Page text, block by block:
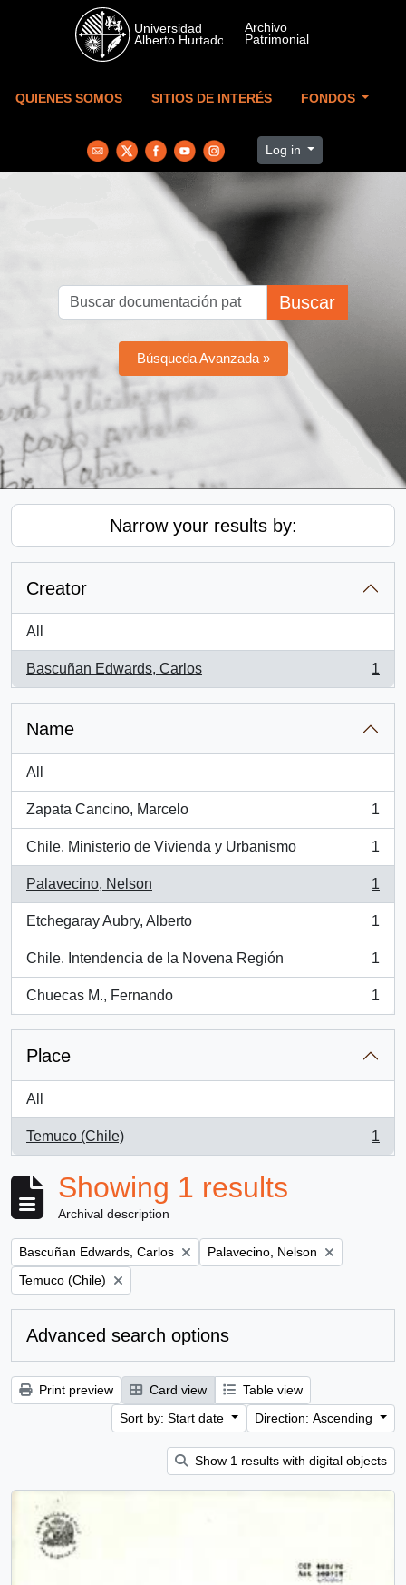
Skip to main content
QUIENES SOMOS SITIOS DE INTERÉS FONDOS
Log in
Buscar
Búsqueda Avanzada »
Narrow your results by:
Creator
All
Bascuñan Edwards, Carlos
, 1 results
1
Name
All
Zapata Cancino, Marcelo
, 1 results
1
Chile. Ministerio de Vivienda y Urbanismo
, 1 results
1
Palavecino, Nelson
, 1 results
1
Etchegaray Aubry, Alberto
, 1 results
1
Chile. Intendencia de la Novena Región
, 1 results
1
Chuecas M., Fernando
, 1 results
1
Place
All
Temuco (Chile)
, 1 results
1
Showing 1 results
Archival description
Remove filter:
Bascuñan Edwards, Carlos Remove filter:
Palavecino, Nelson
Remove filter:
Temuco (Chile)
Advanced search options
Print preview Card view
Table view
Sort by: Start date
Direction: Ascending
Show 1 results with digital objects